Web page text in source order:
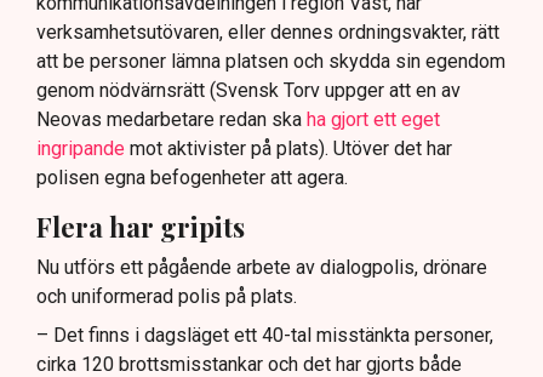
verksamhetsutövaren, eller dennes ordningsvakter, rätt
att be personer lämna platsen och skydda sin egendom
genom nödvärnsrätt (Svensk Torv uppger att en av
Neovas medarbetare redan ska ha gjort ett eget
ingripande mot aktivister på plats). Utöver det har
polisen egna befogenheter att agera.
Flera har gripits
Nu utförs ett pågående arbete av dialogpolis, drönare
och uniformerad polis på plats.
– Det finns i dagsläget ett 40-tal misstänkta personer,
cirka 120 brottsmisstankar och det har gjorts både